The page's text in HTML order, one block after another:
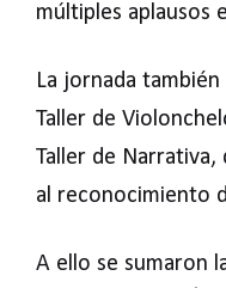
múltiples aplausos
La jornada
Taller de
Taller de
al reconocimiento
A ello se sumaron